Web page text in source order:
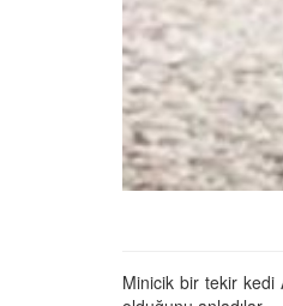
Minicik bir tekir kedi